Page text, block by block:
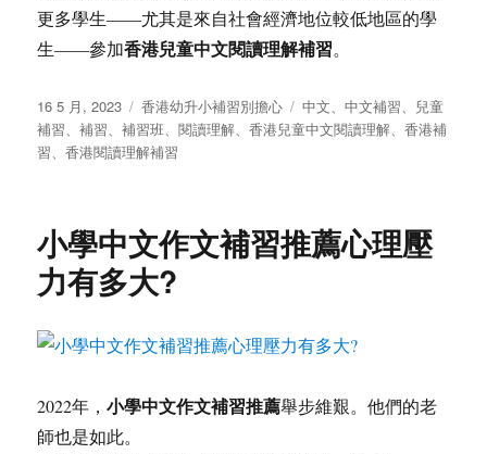
更多學生——尤其是來自社會經濟地位較低地區的學
生——參加香港兒童中文閱讀理解補習。
发
布
于
16 5 月, 2023
分
类
香港幼升小補習別擔心
标
签
中文、中文補習、 兒童
補習、補習、補習班、閱讀理解、香港兒童中文閱讀理解、香港補
習、香港閱讀理解補習
小學中文作文補習推薦心理壓
力有多大?
2022年，小學中文作文補習推薦舉步維艱。他們的老
師也是如此。